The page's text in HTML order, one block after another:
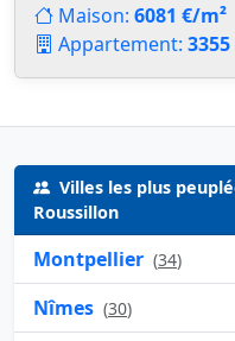
Maison: 6081 €/m²
Appartement:
Villes les plus
Roussillon
Montpellier (34)
Nîmes (30)